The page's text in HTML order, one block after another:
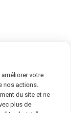
de privacidad
votre
nos actions.
du site et ne
plus de